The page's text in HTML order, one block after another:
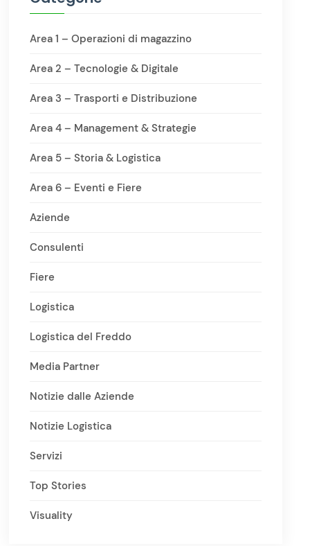
Area 1 – Operazioni di magazzino
Area 2 – Tecnologie & Digitale
Area 3 – Trasporti e Distribuzione
Area 4 – Management & Strategie
Area 5 – Storia & Logistica
Area 6 – Eventi e Fiere
Aziende
Consulenti
Fiere
Logistica
Logistica del Freddo
Media Partner
Notizie dalle Aziende
Notizie Logistica
Servizi
Top Stories
Visuality